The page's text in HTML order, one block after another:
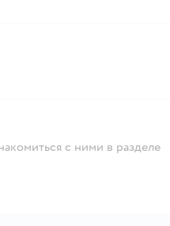
с ними в разделе